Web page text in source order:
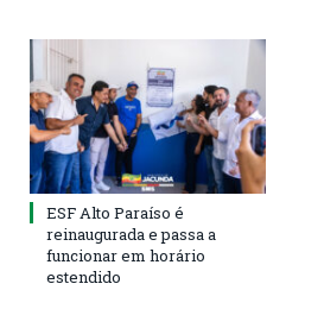
ESF Alto Paraíso é
reinaugurada e passa a
funcionar em horário
estendido